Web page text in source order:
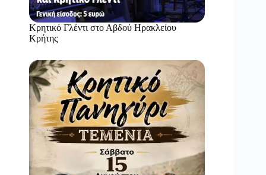
Κρητικό Γλέντι στο Αβδού Ηρακλείου
Κρήτης